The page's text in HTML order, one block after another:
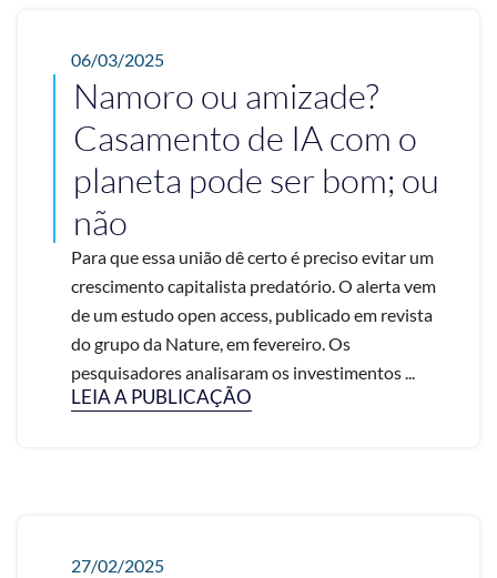
06/03/2025
Namoro ou amizade?
Casamento de IA com o
planeta pode ser bom; ou
não
Para que essa união dê certo é preciso evitar um
crescimento capitalista predatório. O alerta vem
de um estudo open access, publicado em revista
do grupo da Nature, em fevereiro. Os
pesquisadores analisaram os investimentos ...
LEIA A PUBLICAÇÃO
27/02/2025